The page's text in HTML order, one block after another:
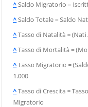
^Saldo Migratorio =
^Saldo Totale = Saldo
^Tasso di Natalità =
^Tasso di Mortalità =
^Tasso Migratorio =
1.000
^Tasso di Crescita =
Migratorio